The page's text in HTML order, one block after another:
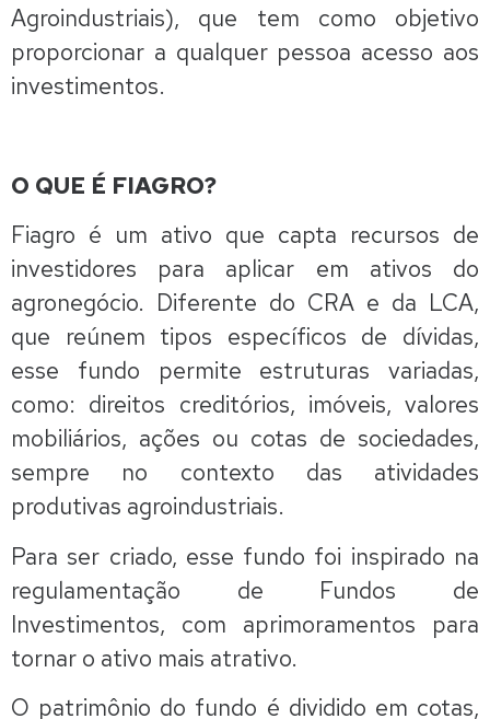
Agroindustriais), que tem como objetivo
proporcionar a qualquer pessoa acesso aos
investimentos.
O QUE É FIAGRO?
Fiagro é um ativo que capta recursos de
investidores para aplicar em ativos do
agronegócio. Diferente do CRA e da LCA,
que reúnem tipos específicos de dívidas,
esse fundo permite estruturas variadas,
como: direitos creditórios, imóveis, valores
mobiliários, ações ou cotas de sociedades,
sempre no contexto das atividades
produtivas agroindustriais.
Para ser criado, esse fundo foi inspirado na
regulamentação de Fundos de
Investimentos, com aprimoramentos para
tornar o ativo mais atrativo.
O patrimônio do fundo é dividido em cotas,